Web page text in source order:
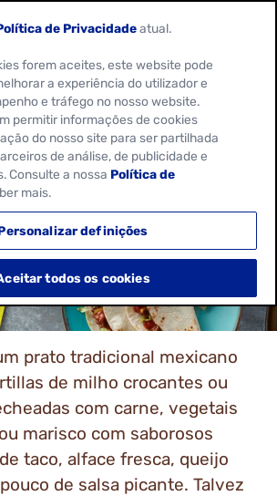
DE TACOS
prato tradicional mexicano
de milho crocantes ou
com carne, vegetais
marisco com saborosos
taco, alface fresca, queijo
de salsa picante. Talvez
de Privacidadeatual.
forem aceites, este website pode
a experiência do utilizador e
e tráfego no nosso website.
permitir informações de cookies
do nosso site para ser partilhada
de análise, de publicidade e
Consulte a nossa Política de
mais.
definições
todos os cookies